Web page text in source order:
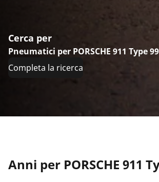
Cerca per
Pneumatici per PORSCHE 911 Type
Completa la ricerca
Anni per PORSCHE 911